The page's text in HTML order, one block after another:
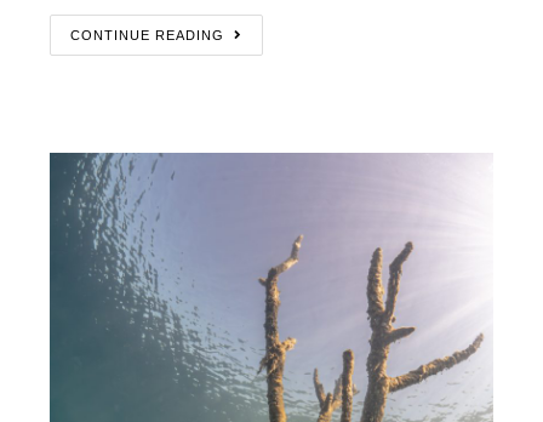
CONTINUE READING